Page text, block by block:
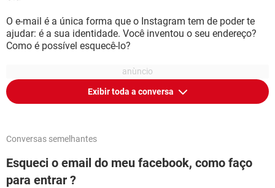
O e-mail é a única forma que o Instagram tem de poder te
ajudar: é a sua identidade. Você inventou o seu endereço?
Como é possível esquecê-lo?
Exibir toda a conversa
Conversas semelhantes
Esqueci o email do meu facebook, como faço
para entrar ?